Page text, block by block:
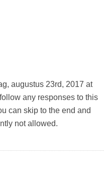
augustus 23rd, 2017 at
any responses to this
can skip to the end and
not allowed.